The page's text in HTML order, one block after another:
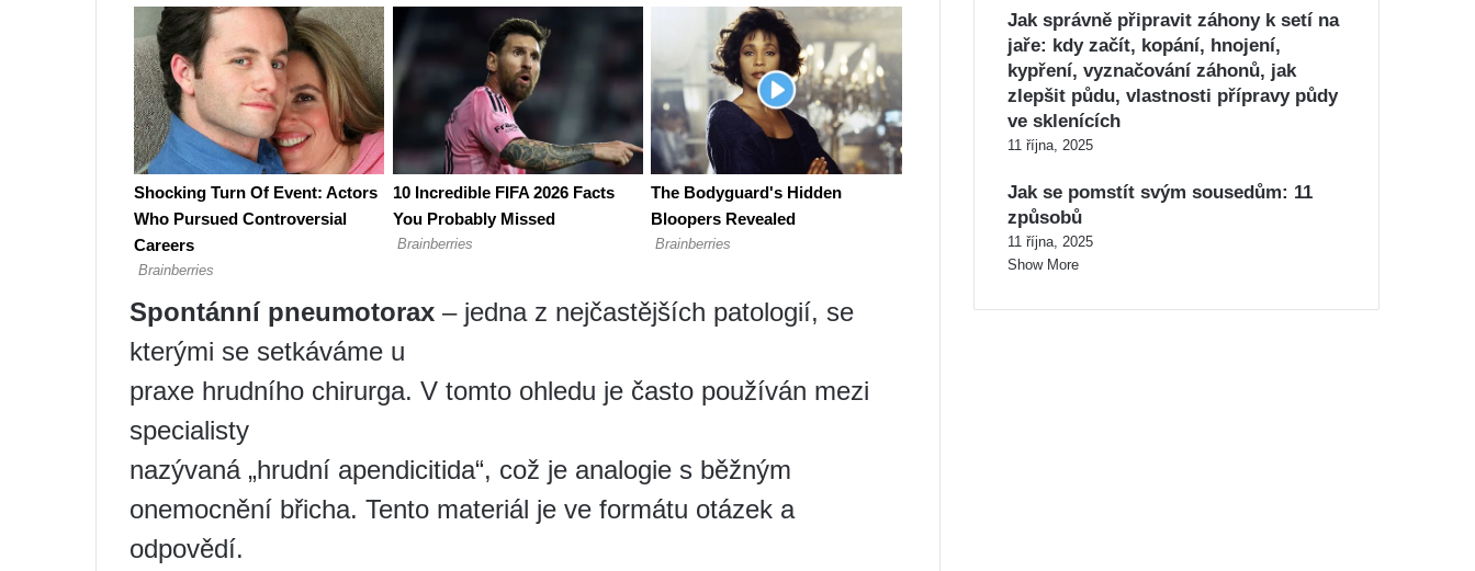
Spontánní pneumotorax – jedna z nejčastějších patologií, se
kterými se setkáváme u
praxe hrudního chirurga. V tomto ohledu je často používán mezi
specialisty
nazývaná „hrudní apendicitida“, což je analogie s běžným
onemocnění břicha. Tento materiál je ve formátu otázek a
odpovědí.
Jak správně připravit záhony k setí na
jaře: kdy začít, kopání, hnojení,
kypření, vyznačování záhonů, jak
zlepšit půdu, vlastnosti přípravy půdy
ve sklenících
11 října, 2025
Jak se pomstít svým sousedům: 11
způsobů
11 října, 2025
Show More